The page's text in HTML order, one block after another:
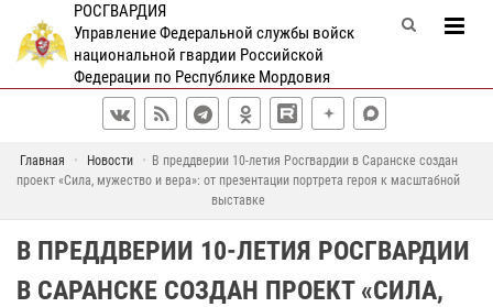
РОСГВАРДИЯ
Управление Федеральной службы войск
национальной гвардии Российской
Федерации по Республике Мордовия
Главная Новости
В преддверии 10-летия Росгвардии в Саранске создан
проект «Сила, мужество и вера»: от презентации портрета героя к масштабной
выставке
В ПРЕДДВЕРИИ 10-ЛЕТИЯ РОСГВАРДИИ
В САРАНСКЕ СОЗДАН ПРОЕКТ «СИЛА,